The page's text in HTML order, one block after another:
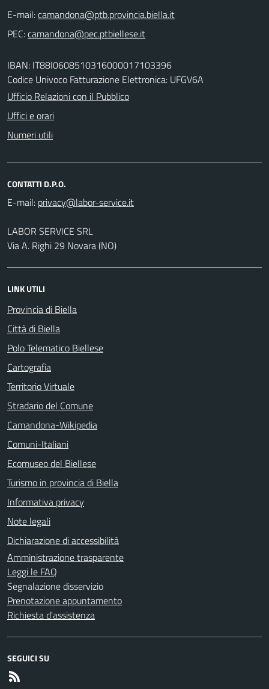
E-mail:
PEC:
IBAN: IT88I0608510316000017103396
Codice Univoco Fatturazione Elettronica: UFGV6A
Ufficio Relazioni con il Pubblico
Uffici e orari
Numeri utili
CONTATTI D.P.O.
E-mail:
LABOR SERVICE SRL
Via A. Righi 29 Novara (NO)
LINK UTILI
Provincia di Biella
Città di Biella
Polo Telematico Biellese
Cartografia
Territorio Virtuale
Stradario del Comune
Camandona-Wikipedia
Comuni-Italiani
Ecomuseo del Biellese
Turismo in provincia di Biella
Informativa privacy
Note legali
Dichiarazione di accessibilità
Amministrazione trasparente
Leggi le FAQ
Segnalazione disservizio
Prenotazione appuntamento
Richiesta d'assistenza
SEGUICI SU